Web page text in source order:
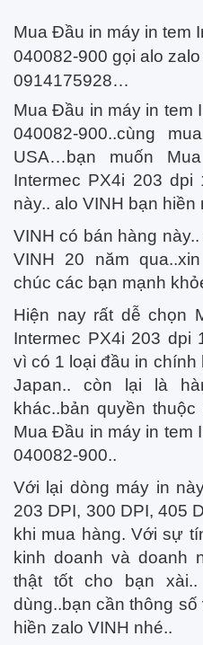
Mua Đầu in máy in tem
040082-900 gọi alo
0914175928…
Mua Đầu in máy in tem
040082-900..cùng
USA…bạn muốn
Intermec PX4i 203 dpi
này.. alo VINH bạn
VINH có bán hàng
VINH 20 năm
chúc các bạn mạnh
Hiện nay rất dễ chọn
Intermec PX4i 203 dpi
vì có 1 loại đầu in chính
Japan.. còn lại là
khác..bản quyền
Mua Đầu in máy in tem
040082-900..
Với lại dòng máy in
203 DPI, 300 DPI, 405
khi mua hàng. Với sự
kinh doanh và doanh
thật tốt cho bạn
dùng..bạn cần thông
hiền zalo VINH nhé..